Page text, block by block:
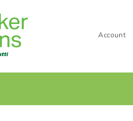
Account
Registrati